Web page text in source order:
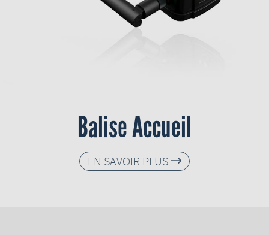
Balise Accueil
EN SAVOIR PLUS 